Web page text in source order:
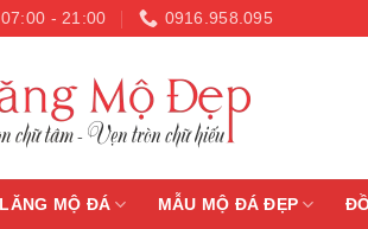
07:00 - 21:00 0916.958.095
LĂNG MỘ ĐÁ MẪU MỘ ĐÁ ĐẸP